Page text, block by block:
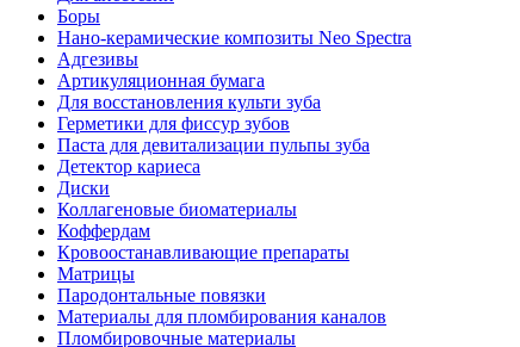
Боры
Нано-керамические композиты Neo Spectra
Адгезивы
Артикуляционная бумага
Для восстановления культи зуба
Герметики для фиссур зубов
Паста для девитализации пульпы зуба
Детектор кариеса
Диски
Коллагеновые биоматериалы
Коффердам
Кровоостанавливающие препараты
Матрицы
Пародонтальные повязки
Материалы для пломбирования каналов
Пломбировочные материалы